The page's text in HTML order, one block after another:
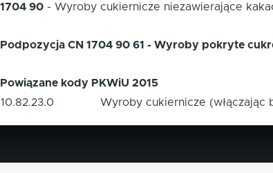
1704 90 - Wyroby cukiernicze niezawierające
Podpozycja CN 1704 90 61 - Wyroby pokryte
Powiązane kody PKWiU 2015
10.82.23.0
Wyroby cukiernicze (włączając